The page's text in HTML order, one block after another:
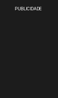
PUBLICIDADE